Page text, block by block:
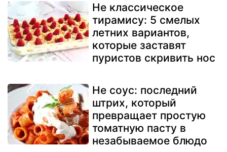
Не классическое
тирамису: 5 смелых
летних вариантов,
которые заставят
пуристов скривить нос
Не соус: последний
штрих, который
превращает простую
томатную пасту в
незабываемое блюдо